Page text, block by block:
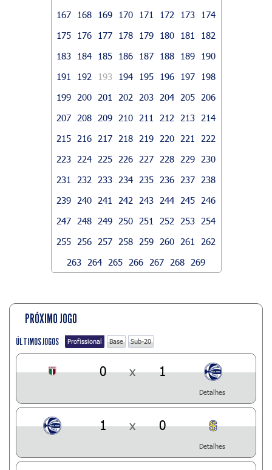
167
168 169 170 171 172 173
174
175
176 177 178 179 180 181
182
183
184 185 186 187 188 189
190
191
192 193 194 195 196 197
198
199
200 201 202 203 204 205
206
207
208 209 210 211 212 213
214
215
216 217 218 219 220 221
222
223
224 225 226 227 228 229
230
231
232 233 234 235 236 237
238
239
240 241 242 243 244 245
246
247
248 249 250 251 252 253
254
255
256 257 258 259 260 261
262
263
264 265 266 267 268 269
PRÓXIMO JOGO
ÚLTIMOS JOGOS Profissional Base Sub-20
0 x 1
Detalhes
1 x 0
Detalhes